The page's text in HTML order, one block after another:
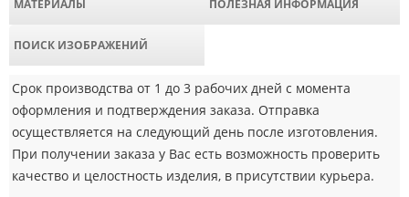
МАТЕРИАЛЫ ПОЛЕЗНАЯ ИНФОРМАЦИЯ
ПОИСК ИЗОБРАЖЕНИЙ
Срок производства от 1 до 3 рабочих дней с момента
оформления и подтверждения заказа. Отправка
осуществляется на следующий день после изготовления.
При получении заказа у Вас есть возможность проверить
качество и целостность изделия, в присутствии курьера.